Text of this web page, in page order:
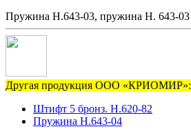
Пружина Н.643-03, пружина Н. 643-03
Другая продукция ООО «КРИОМИР»:
Штифт 5 бронз. Н.620-82
Пружина Н.643-04